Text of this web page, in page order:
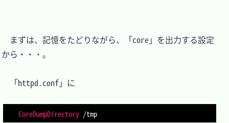
まずは、記憶をたどりながら、「core」を出力する設定
から・・・。
「httpd.conf」に
CoreDumpDirectory